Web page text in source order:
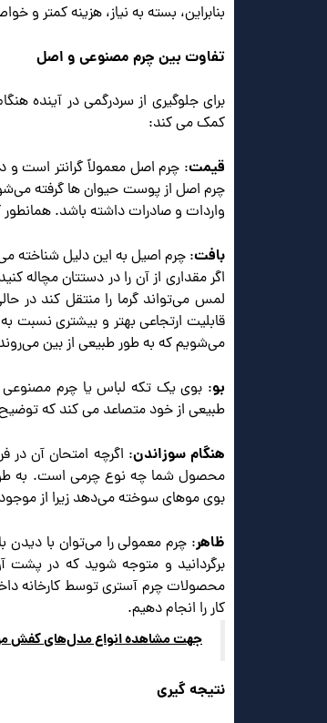
بنابراین، بسته به نیاز، هزینه کمتر
تفاوت بین چرم مصنوعی و اصل
برای جلوگیری از سردرگمی در آینده
کمک می کند:
قیمت: چرم اصل معمولاً گرانتر است و
چرم اصل از پوست حیوان ها گرفته
واردات و صادرات داشته باشد.
بافت: چرم اصیل به این دلیل
اگر مقداری از آن را در دستتان مچاله
لمس می‌تواند گرما را منتقل کند در
قابلیت ارتجاعی بهتر و بیشتری نسبت
می‌شویم که به طور طبیعی از بین
بو: بوی یک تکه لباس یا چرم
طبیعی از خود متصاعد می کند که
هنگام سوزاندن: اگرچه امتحان آن
محصول شما چه نوع چرمی است. به
بوی موهای سوخته می‌دهد زیرا از
ظاهر: چرم معمولی را می‌توان با
برگردانید و متوجه شوید که در
محصولات چرم آستری توسط کارخانه
کار را انجام دهیم.
جهت مشاهده انواع مدل‌های کفش
نتیجه گیری